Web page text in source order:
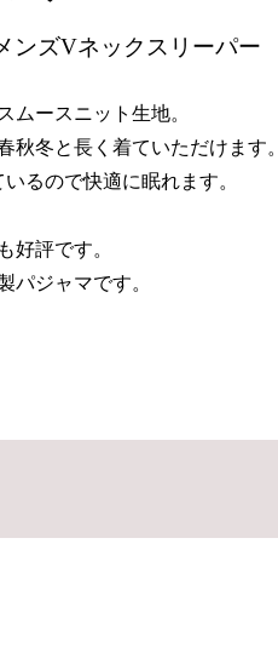
ンズVネックスリーパー
ムースニット生地。
冬と長く着ていただけます。
るので快適に眠れます。
好評です。
パジャマです。